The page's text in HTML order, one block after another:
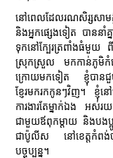
នៅពេលដែលរណសិរ្សសាម
និងអ្នកផ្សេងទៀត បាននាំ
ទុកនៅក្បែរត្រពាំងធំមួយ ពី
ស្រុកស្រួល មកកាន់ភូមិ
ក្រោយមកទៀត ខ្ញុំបានជួ
ខ្ញែរមករកកូនៗវិញ។ ខ្ញុំន
ការងារតែម្នាក់ឯង អស់
ជាមួយឪពុកម្ដាយ និងបងប្អូន
ជាប៉ូលីស នៅខេត្តកំពង់
បច្ចុប្បន្ន។